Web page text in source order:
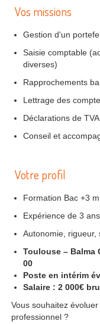
Vos missions
Gestion d'un
Saisie comptable
diverses)
Rapprochements
Lettrage des
Déclarations de
Conseil et
Votre profil
Formation Bac +3
Expérience de 3
Autonomie, rigueur,
Toulouse – Balma
00
Poste en intérim
Salaire : 2 000€
Vous souhaitez
professionnel ?